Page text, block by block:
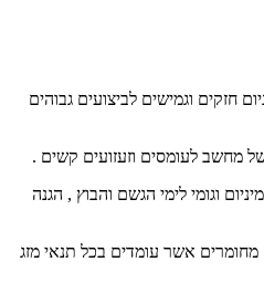
חזקים וגמישים לביצועים גבוהים
של מחשב לעומסים וזעזועים קשים .
וגומי לימי הגשם והבוץ , הגנה
אשר עומדים בכל תנאי מזג